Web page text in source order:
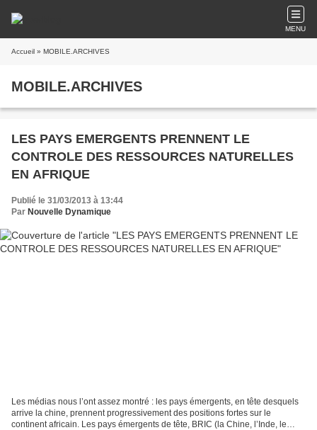
MENU
Accueil » MOBILE.ARCHIVES
MOBILE.ARCHIVES
LES PAYS EMERGENTS PRENNENT LE
CONTROLE DES RESSOURCES NATURELLES
EN AFRIQUE
Publié le 31/03/2013 à 13:44
Par Nouvelle Dynamique
Les médias nous l’ont assez montré : les pays émergents, en tête desquels
arrive la chine, prennent progressivement des positions fortes sur le
continent africain. Les pays émergents de tête, BRIC (la Chine, l’Inde, le